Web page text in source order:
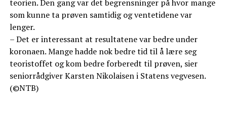
teorien. Den gang var det begrensninger på hvor mange
som kunne ta prøven samtidig og ventetidene var
lenger.
– Det er interessant at resultatene var bedre under
koronaen. Mange hadde nok bedre tid til å lære seg
teoristoffet og kom bedre forberedt til prøven, sier
seniorrådgiver Karsten Nikolaisen i Statens vegvesen.
(©NTB)